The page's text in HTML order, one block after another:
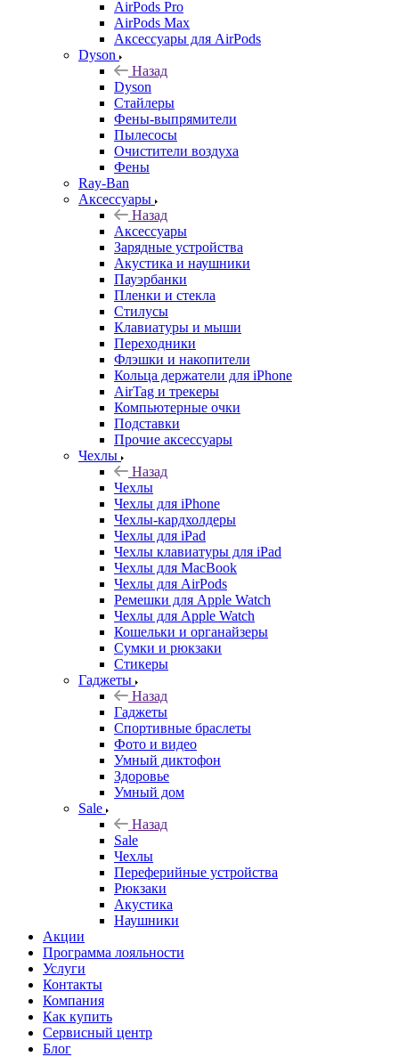
AirPods Pro
AirPods Max
Аксессуары для AirPods
Dyson
Назад
Dyson
Стайлеры
Фены-выпрямители
Пылесосы
Очистители воздуха
Фены
Ray-Ban
Аксессуары
Назад
Аксессуары
Зарядные устройства
Акустика и наушники
Пауэрбанки
Пленки и стекла
Стилусы
Клавиатуры и мыши
Переходники
Флэшки и накопители
Кольца держатели для iPhone
AirTag и трекеры
Компьютерные очки
Подставки
Прочие аксессуары
Чехлы
Назад
Чехлы
Чехлы для iPhone
Чехлы-кардхолдеры
Чехлы для iPad
Чехлы клавиатуры для iPad
Чехлы для MacBook
Чехлы для AirPods
Ремешки для Apple Watch
Чехлы для Apple Watch
Кошельки и органайзеры
Сумки и рюкзаки
Стикеры
Гаджеты
Назад
Гаджеты
Спортивные браслеты
Фото и видео
Умный диктофон
Здоровье
Умный дом
Sale
Назад
Sale
Чехлы
Переферийные устройства
Рюкзаки
Акустика
Наушники
Акции
Программа лояльности
Услуги
Контакты
Компания
Как купить
Сервисный центр
Блог